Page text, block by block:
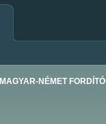
MAGYAR-NÉMET FORDÍTÓ